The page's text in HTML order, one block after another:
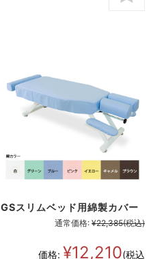
GSスリムベッド用綿製カバー
通常価格: ¥22,385(税込)
価格: ¥12,210(税込